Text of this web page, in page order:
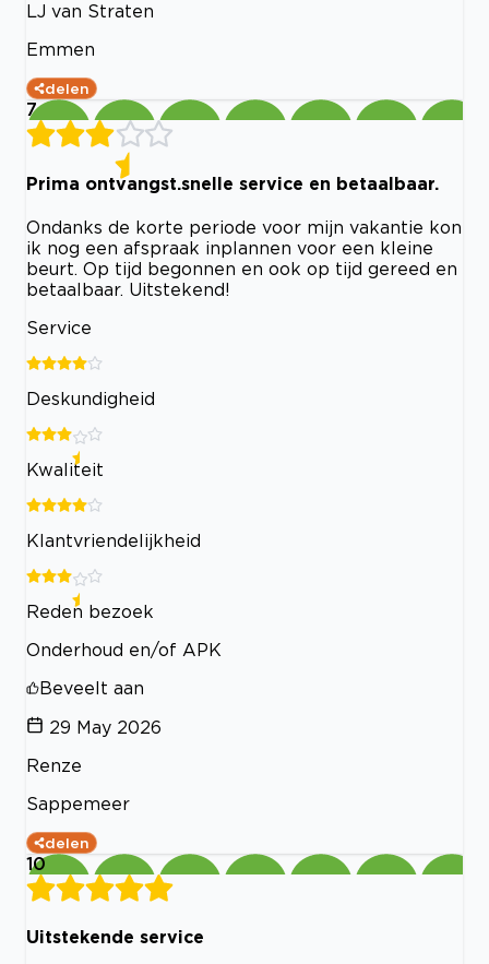
LJ van Straten
Emmen
delen
7
Prima ontvangst.snelle service en betaalbaar.
Ondanks de korte periode voor mijn vakantie kon
ik nog een afspraak inplannen voor een kleine
beurt. Op tijd begonnen en ook op tijd gereed en
betaalbaar. Uitstekend!
Service
Deskundigheid
Kwaliteit
Klantvriendelijkheid
Reden bezoek
Onderhoud en/of APK
Beveelt aan
29 May 2026
Renze
Sappemeer
delen
10
Uitstekende service